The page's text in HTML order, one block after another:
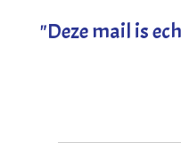
"Deze mail is